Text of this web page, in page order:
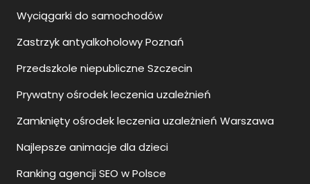
Wyciągarki do samochodów
Zastrzyk antyalkoholowy Poznań
Przedszkole niepubliczne Szczecin
Prywatny ośrodek leczenia uzależnień
Zamknięty ośrodek leczenia uzależnień Warszawa
Najlepsze animacje dla dzieci
Ranking agencji SEO w Polsce